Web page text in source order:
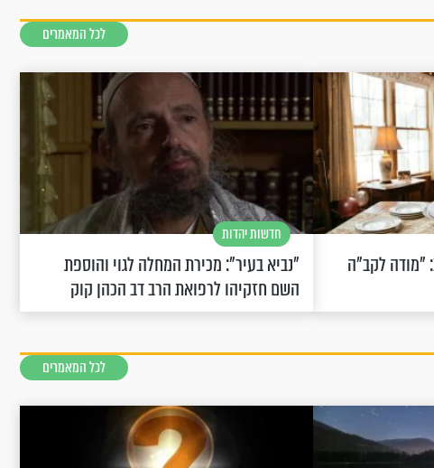
לכל המאמרים
שורדת השואה שחוגגת 100: "מודה לקב"ה
חדשות יהדות
"נביא בעיר": מכירת המחלה לגוי והוספת
השם חזקיהו לרפואת הרב דב הכהן קוק
לכל המאמרים